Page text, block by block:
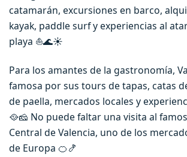
catamarán, excursiones en barco,
kayak, paddle surf y experiencias al
playa ⛵🌊☀️
Para los amantes de la gastronomía,
famosa por sus tours de tapas, catas
de paella, mercados locales y
🥘🧀 No puede faltar una visita al
Central de Valencia, uno de los
de Europa 🍊🍤